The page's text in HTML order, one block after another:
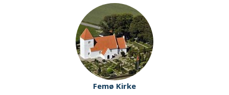
Femø Kirke